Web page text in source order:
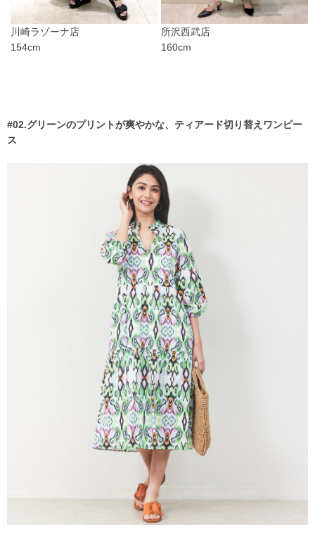
川崎ラゾーナ店
154cm
所沢西武店
160cm
#02.グリーンのプリントが爽やかな、ティアード切り替えワンピー
ス